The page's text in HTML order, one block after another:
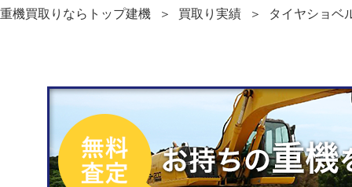
重機買取りならトップ建機 買取り実績 タイヤショ